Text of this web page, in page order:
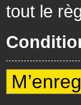
tout le